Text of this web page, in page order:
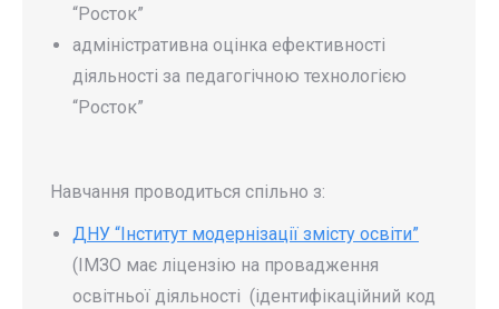
“Росток”
адміністративна оцінка ефективності
діяльності за педагогічною технологією
“Росток”
Навчання проводиться спільно з:
ДНУ “Інститут модернізації змісту освіти”
(ІМЗО має ліцензію на провадження
освітньої діяльності (ідентифікаційний код